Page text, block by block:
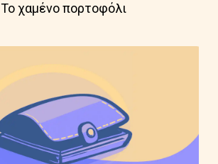
Το χαμένο πορτοφόλι